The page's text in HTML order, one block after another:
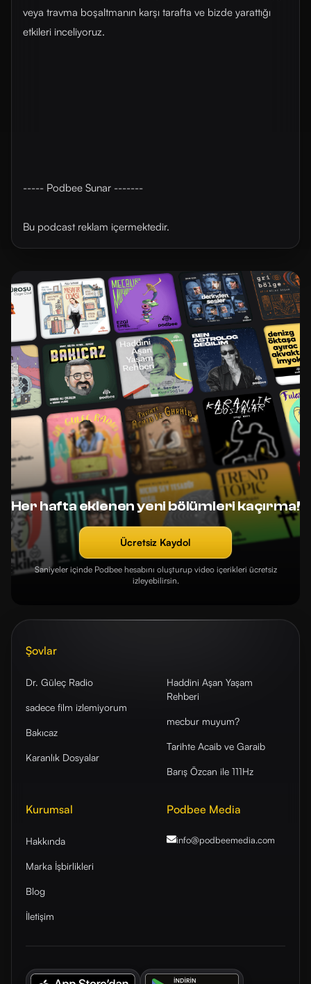
veya travma boşaltmanın karşı tarafta ve bizde yarattığı
etkileri inceliyoruz.
----- Podbee Sunar -------
Bu podcast reklam içermektedir.
Her hafta eklenen yeni bölümleri kaçırma!
Ücretsiz Kaydol
Saniyeler içinde Podbee hesabını oluşturup video içerikleri ücretsiz
izleyebilirsin.
Şovlar
Dr. Güleç Radio
sadece film izlemiyorum
Bakıcaz
Karanlık Dosyalar
Haddini Aşan Yaşam
Rehberi
mecbur muyum?
Tarihte Acaib ve Garaib
Barış Özcan ile 111Hz
Kurumsal
Hakkında
Marka İşbirlikleri
Blog
İletişim
Podbee Media
info@podbeemedia.com